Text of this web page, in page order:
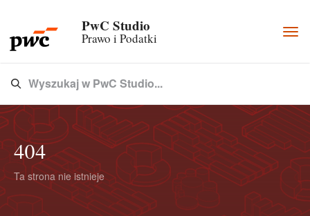
PwC Studio
Prawo i Podatki
Type 3 or more characters for results.
Wyszukaj w PwC Studio...
404
Ta strona nie istnieje